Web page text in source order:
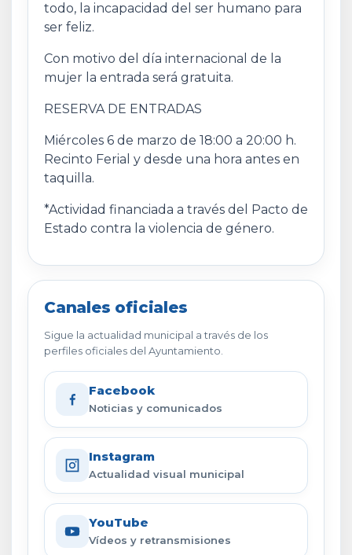
todo, la incapacidad del ser humano para
ser feliz.
Con motivo del día internacional de la
mujer la entrada será gratuita.
RESERVA DE ENTRADAS
Miércoles 6 de marzo de 18:00 a 20:00 h.
Recinto Ferial y desde una hora antes en
taquilla.
*Actividad financiada a través del Pacto de
Estado contra la violencia de género.
Canales oficiales
Sigue la actualidad municipal a través de los
perfiles oficiales del Ayuntamiento.
Facebook
Noticias y comunicados
Instagram
Actualidad visual municipal
YouTube
Vídeos y retransmisiones